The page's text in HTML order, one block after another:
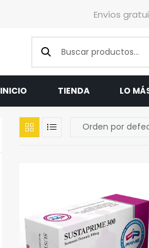
Envíos
INICIO TIENDA LO